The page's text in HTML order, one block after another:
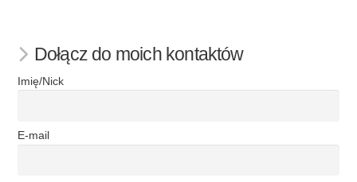
Dołącz do moich kontaktów
Imię/Nick
E-mail